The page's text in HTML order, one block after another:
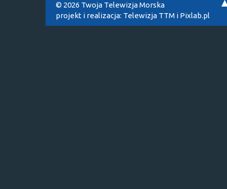
© 2026 Twoja Telewizja Morska
projekt i realizacja: Telewizja TTM i Pixlab.pl